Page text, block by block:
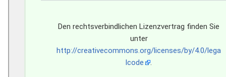
Den rechtsverbindlichen Lizenzvertrag finden Sie
unter
http://creativecommons.org/licenses/by/4.0/lega
lcode